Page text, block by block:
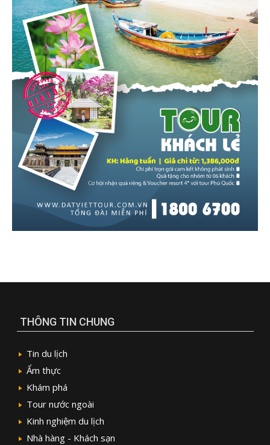
THÔNG TIN CHUNG
Tin du lịch
Ẩm thực
Khám phá
Tour nước ngoài
Kinh nghiệm du lịch
Nhà hàng - Khách sạn